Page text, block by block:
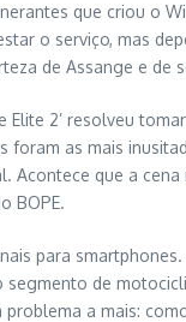
que criou o
o serviço, mas
de Assange e de
2’ resolveu
as mais
Acontece que a
BOPE.
para
de
a mais: